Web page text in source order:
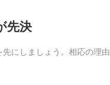
先決
にしましょう。相応の理由